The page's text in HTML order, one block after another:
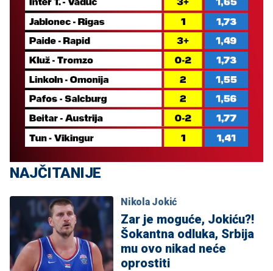
NAJČITANIJE
Nikola Jokić
Zar je moguće, Jokiću?!
Šokantna odluka, Srbija
mu ovo nikad neće
oprostiti